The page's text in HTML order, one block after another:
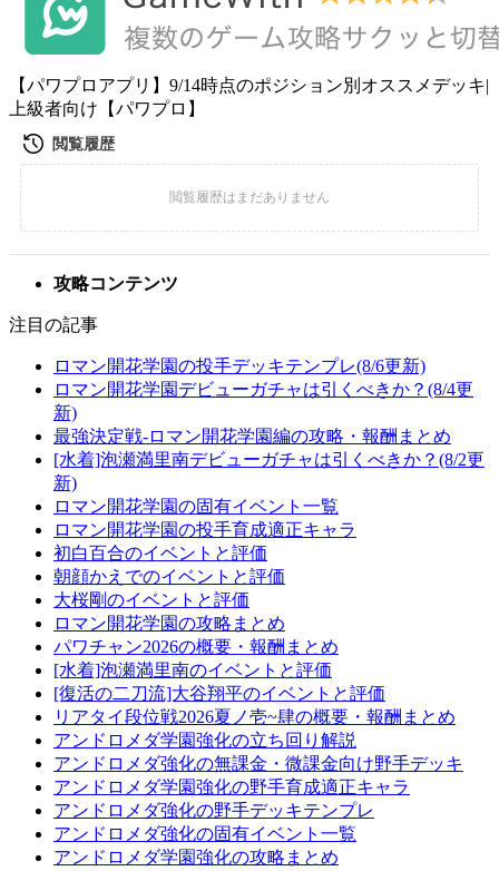
【パワプロアプリ】9/14時点のポジション別オススメデッキ|
上級者向け【パワプロ】
攻略コンテンツ
注目の記事
ロマン開花学園の投手デッキテンプレ(8/6更新)
ロマン開花学園デビューガチャは引くべきか？(8/4更
新)
最強決定戦-ロマン開花学園編の攻略・報酬まとめ
[水着]泡瀬満里南デビューガチャは引くべきか？(8/2更
新)
ロマン開花学園の固有イベント一覧
ロマン開花学園の投手育成適正キャラ
初白百合のイベントと評価
朝顔かえでのイベントと評価
大桜剛のイベントと評価
ロマン開花学園の攻略まとめ
パワチャン2026の概要・報酬まとめ
[水着]泡瀬満里南のイベントと評価
[復活の二刀流]大谷翔平のイベントと評価
リアタイ段位戦2026夏ノ壱~肆の概要・報酬まとめ
アンドロメダ学園強化の立ち回り解説
アンドロメダ強化の無課金・微課金向け野手デッキ
アンドロメダ学園強化の野手育成適正キャラ
アンドロメダ強化の野手デッキテンプレ
アンドロメダ強化の固有イベント一覧
アンドロメダ学園強化の攻略まとめ